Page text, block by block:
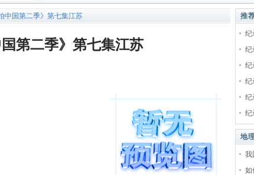
垂直地带性 地球公转
中国第二季》第七集江苏
第二季》第七集江苏
推
纪
纪
纪
纪
纪
纪
地
我
如